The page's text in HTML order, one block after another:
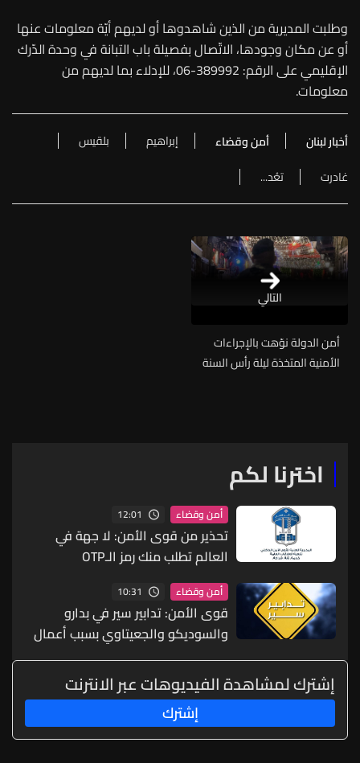
وطلبت المديرية من الذين شاهدوها أو لديهم أيّة معلومات عنها
أو عن مكان وجودها، الاتّصال بفصيلة باب التبانة في وحدة الدّرك
الإقليمي على الرقم: 389992-06، للإدلاء بما لديهم من
معلومات.
أخبار لبنان أمن وقضاء إبراهيم
بلقيس
غادرت
تعُد...
التالي
أمن الدولة نوّهت بالإجراءات
الأمنية المتخذة ليلة رأس السنة
اخترنا لكم
أمن وقضاء 12:01
تحذير من قوى الأمن: لا جهة في
العالم تطلب منك رمز الـOTP
أمن وقضاء 10:31
قوى الأمن: تدابير سير في بدارو
والسوديكو والجعيتاوي بسبب أعمال
برش وتخطيط وتعبيد
إشترك لمشاهدة الفيديوهات عبر الانترنت
إشترك